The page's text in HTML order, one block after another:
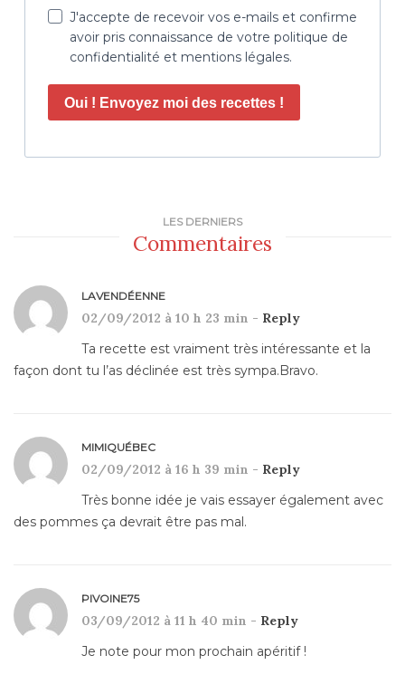
J'accepte de recevoir vos e-mails et confirme
avoir pris connaissance de votre politique de
confidentialité et mentions légales.
Oui ! Envoyez moi des recettes !
LES DERNIERS
Commentaires
LAVENDÉENNE
02/09/2012 à 10 h 23 min - Reply
Ta recette est vraiment très intéressante et la
façon dont tu l’as déclinée est très sympa.Bravo.
MIMIQUÉBEC
02/09/2012 à 16 h 39 min - Reply
Très bonne idée je vais essayer également avec
des pommes ça devrait être pas mal.
PIVOINE75
03/09/2012 à 11 h 40 min - Reply
Je note pour mon prochain apéritif !